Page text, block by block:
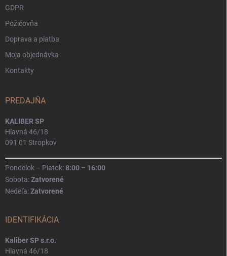
GDPR
Požičovňa
Doprava a platba
Moja objednávka
Kontakty
PREDAJŇA
KALIBER SP
Hlavná 46/18
091 01 Stropkov
Pondelok – Piatok:8:00 – 16:00
Sobota:Zatvorené
Nedeľa:Zatvorené
IDENTIFIKÁCIA
Kaliber SP s.r.o.
Hlavná 46/18